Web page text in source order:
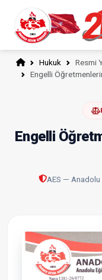
Hukuk
Resmi
Engelli
Engelli
AES — Anadolu